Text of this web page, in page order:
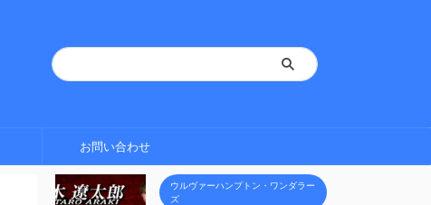
お問い合わせ
ウルヴァーハンプトン・ワンダラー
ズ